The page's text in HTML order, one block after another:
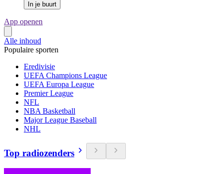
In je buurt
App openen
Alle inhoud
Populaire sporten
Eredivisie
UEFA Champions League
UEFA Europa League
Premier League
NFL
NBA Basketball
Major League Baseball
NHL
Top radiozenders